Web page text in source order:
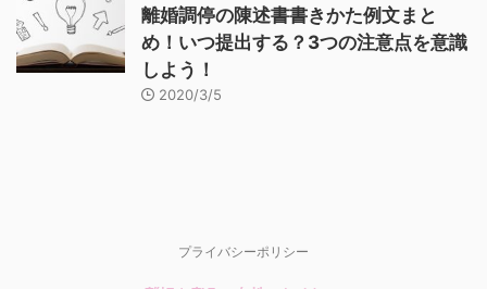
離婚調停の陳述書書きかた例文まと
め！いつ提出する？3つの注意点を意識
しよう！
2020/3/5
プライバシーポリシー